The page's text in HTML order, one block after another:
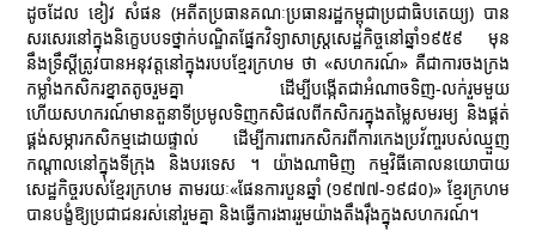
ដូចដែល ខៀវ សំផន (អតីតប្រធានគណៈប្រធានរដ្ឋកម្ពុជាប្រជាធិបតេយ្យ) បាន
សរសេរនៅក្នុងនិក្ខេបបទថ្នាក់បណ្ឌិតផ្នែកវិទ្យាសាស្រ្ដសេដ្ឋកិច្ចនៅឆ្នាំ១៩៥៩ មុន
នឹងទ្រឹស្ដីត្រូវបានអនុវត្ដនៅក្នុងរបបខ្មែរក្រហម ថា «សហករណ៍» គឺជាការចងក្រង
កម្លាំងកសិករខ្នាតតូចរួមគ្នា ដើម្បីបង្កើតជាអំណាចទិញ-លក់រួមមួយ
ហើយសហករណ៍មានតួនាទីប្រមូលទិញកសិផលពីកសិករក្នុងតម្លៃសមរម្យ និងផ្គត់
ផ្គង់សម្ភារកសិកម្មដោយផ្ទាល់ ដើម្បីការពារកសិករពីការកេងប្រវ័ញ្ចរបស់ឈ្មួញ
កណ្តាលនៅក្នុងទីក្រុង និងបរទេស ។ យ៉ាងណាមិញ កម្មវិធីគោលនយោបាយ
សេដ្ឋកិច្ចរបស់ខ្មែរក្រហម តាមរយៈ«ផែនការបួនឆ្នាំ (១៩៧៧-១៩៨០)» ខ្មែរក្រហម
បានបង្ខំឱ្យប្រជាជនរស់នៅរួមគ្នា និងធ្វើការងាររួមយ៉ាងតឹងរ៉ឹងក្នុងសហករណ៍។